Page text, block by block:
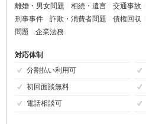
離婚・男女問題
相続・遺言 交通事故
刑事事件
詐欺・消費者問題 債権回収
問題
企業法務
対応体制
分割払い利用可
初回面談無料
電話相談可